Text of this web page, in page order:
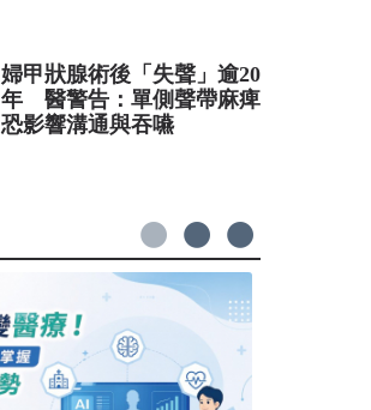
婦甲狀腺術後「失聲」逾20
年 醫警告：單側聲帶麻痺
恐影響溝通與吞嚥